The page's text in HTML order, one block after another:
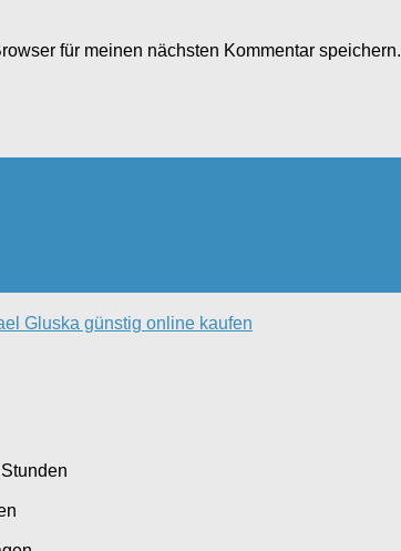
für meinen nächsten Kommentar speichern.
Gluska günstig online kaufen